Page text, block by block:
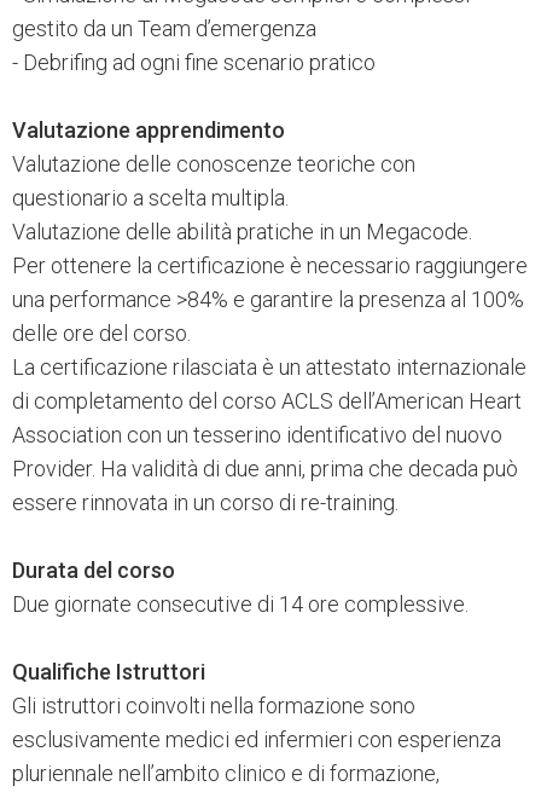
gestito da un Team d’emergenza
- Debrifing ad ogni fine scenario pratico
Valutazione apprendimento
Valutazione delle conoscenze teoriche con
questionario a scelta multipla.
Valutazione delle abilità pratiche in un Megacode.
Per ottenere la certificazione è necessario raggiungere
una performance >84% e garantire la presenza al 100%
delle ore del corso.
La certificazione rilasciata è un attestato internazionale
di completamento del corso ACLS dell’American Heart
Association con un tesserino identificativo del nuovo
Provider. Ha validità di due anni, prima che decada può
essere rinnovata in un corso di re-training.
Durata del corso
Due giornate consecutive di 14 ore complessive.
Qualifiche Istruttori
Gli istruttori coinvolti nella formazione sono
esclusivamente medici ed infermieri con esperienza
pluriennale nell’ambito clinico e di formazione,